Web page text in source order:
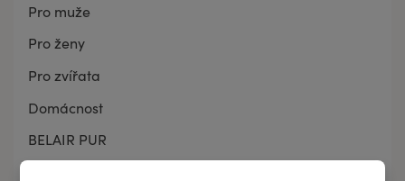
Pro muže
Pro ženy
Pro zvířata
Domácnost
BELAIR PUR